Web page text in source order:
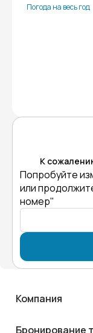
Погода на весь год
К
Попробуйте
или
номер"
Компания
Бронирование